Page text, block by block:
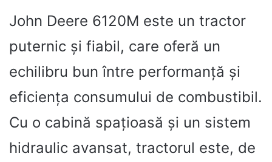
John Deere 6120M este un tractor
puternic și fiabil, care oferă un
echilibru bun între performanță și
eficiența consumului de combustibil.
Cu o cabină spațioasă și un sistem
hidraulic avansat, tractorul este, de